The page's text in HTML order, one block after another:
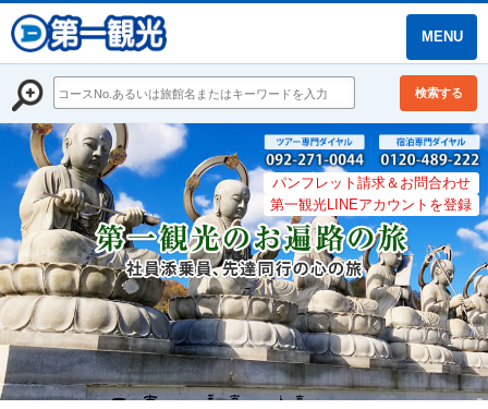
MENU
検索する
パンフレット請求＆お問合わせ
第一観光LINEアカウントを登録